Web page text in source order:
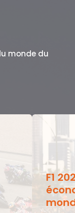
monde du
F1